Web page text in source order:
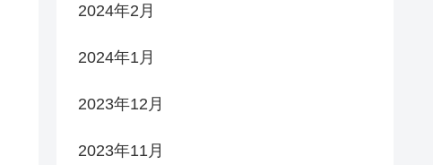
2024年2月
2024年1月
2023年12月
2023年11月